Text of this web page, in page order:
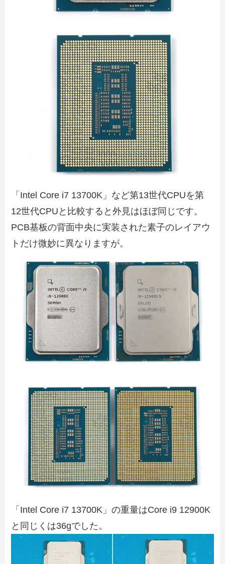
「Intel Core i7 13700K」など第13世代CPUを第
12世代CPUと比較すると外見はほぼ同じです。
PCB基板の背面中央に実装された素子のレイアウ
トだけ微妙に異なりますが。
「Intel Core i7 13700K」の重量はCore i9 12900K
と同じくは36gでした。